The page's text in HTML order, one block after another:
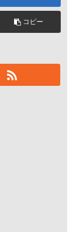
コピー